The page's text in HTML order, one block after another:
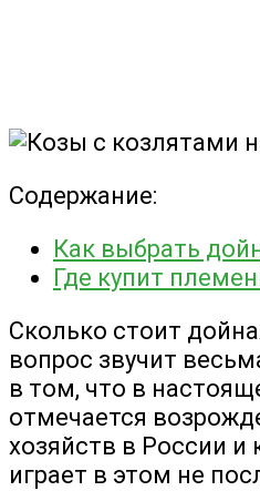
Содержание:
Как выбрать
Где купит
Сколько стоит
вопрос звучит
в том, что в
отмечается
хозяйств в России и
играет в этом не